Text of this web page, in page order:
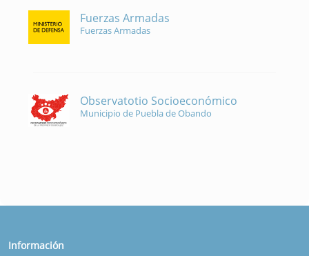
Fuerzas Armadas
Fuerzas Armadas
Observatotio Socioeconómico
Municipio de Puebla de Obando
Información